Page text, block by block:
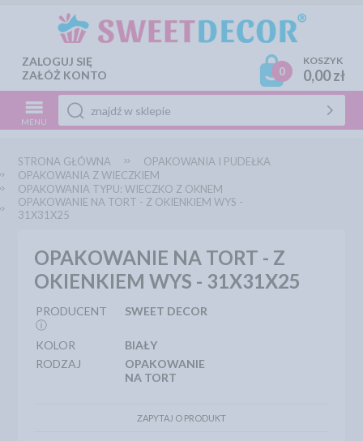
ZALOGUJ SIĘ
ZAŁÓŻ KONTO
0
KOSZYK
0,00 zł
MENU
STRONA GŁÓWNA
OPAKOWANIA I PUDEŁKA
OPAKOWANIA Z WIECZKIEM
OPAKOWANIA TYPU: WIECZKO Z OKNEM
OPAKOWANIE NA TORT - Z OKIENKIEM WYS -
31X31X25
OPAKOWANIE NA TORT - Z
OKIENKIEM WYS - 31X31X25
PRODUCENT
ⓘ
SWEET DECOR
KOLOR
BIAŁY
RODZAJ
OPAKOWANIE
NA TORT
ZAPYTAJ O PRODUKT